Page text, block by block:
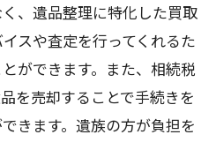
、遺品整理に特化した買取
スや査定を行ってくれるた
ができます。また、相続税
を売却することで手続きを
きます。遺族の方が負担を